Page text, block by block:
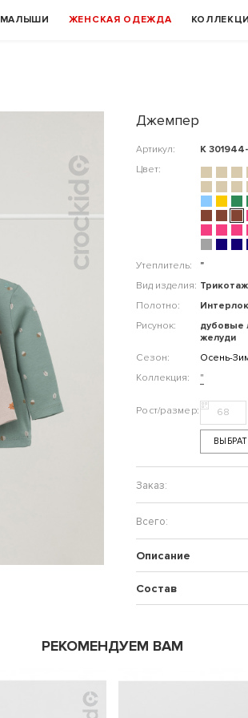
МАЛЫШИ ЖЕНСКАЯ ОДЕЖДА
Джемпер
Артикул:
К
Цвет:
Утеплитель:
"
Вид изделия:
Полотно:
Интерлок
Рисунок:
дубовые
желуди
Сезон:
Осень-
Коллекция:
"
68
Описание
Состав
РЕКОМЕНДУЕМ ВАМ